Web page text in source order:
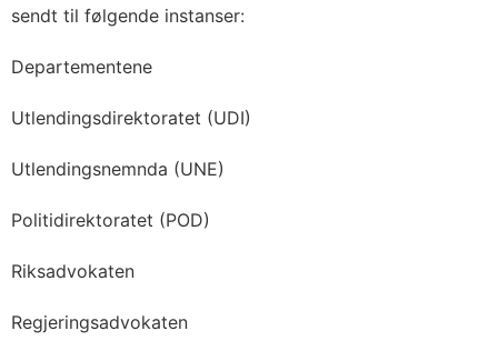
sendt til følgende instanser:
Departementene
Utlendingsdirektoratet (UDI)
Utlendingsnemnda (UNE)
Politidirektoratet (POD)
Riksadvokaten
Regjeringsadvokaten